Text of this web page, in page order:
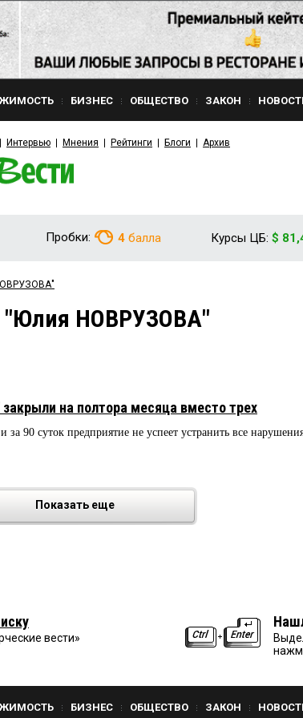
БИЗНЕС ОБЩЕСТВО ЗАКОН
Интервью Мнения Рейтинги Блоги Архив
Пробки: 4 балла Курсы ЦБ: $
"Юлия НОВРУЗОВА"
на полтора месяца вместо трех
за 90 суток предприятие не успеет устранить все
Показать еще
вести»
БИЗНЕС ОБЩЕСТВО ЗАКОН